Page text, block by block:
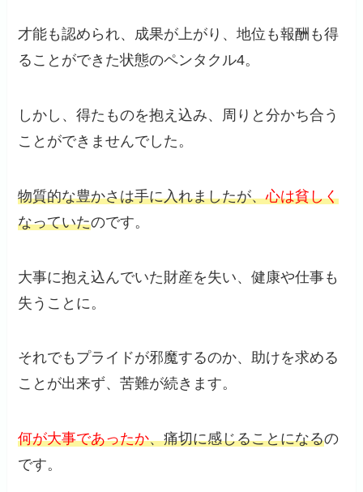
才能も認められ、成果が上がり、地位も報酬も得
ることができた状態のペンタクル4。
しかし、得たものを抱え込み、周りと分かち合う
ことができませんでした。
物質的な豊かさは手に入れましたが、心は貧しく
なっていたのです。
大事に抱え込んでいた財産を失い、健康や仕事も
失うことに。
それでもプライドが邪魔するのか、助けを求める
ことが出来ず、苦難が続きます。
何が大事であったか、痛切に感じることになるの
です。